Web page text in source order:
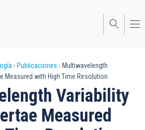
Publicaciones
Multiwavelength
Measured with High Time Resolution
Variability
Measured